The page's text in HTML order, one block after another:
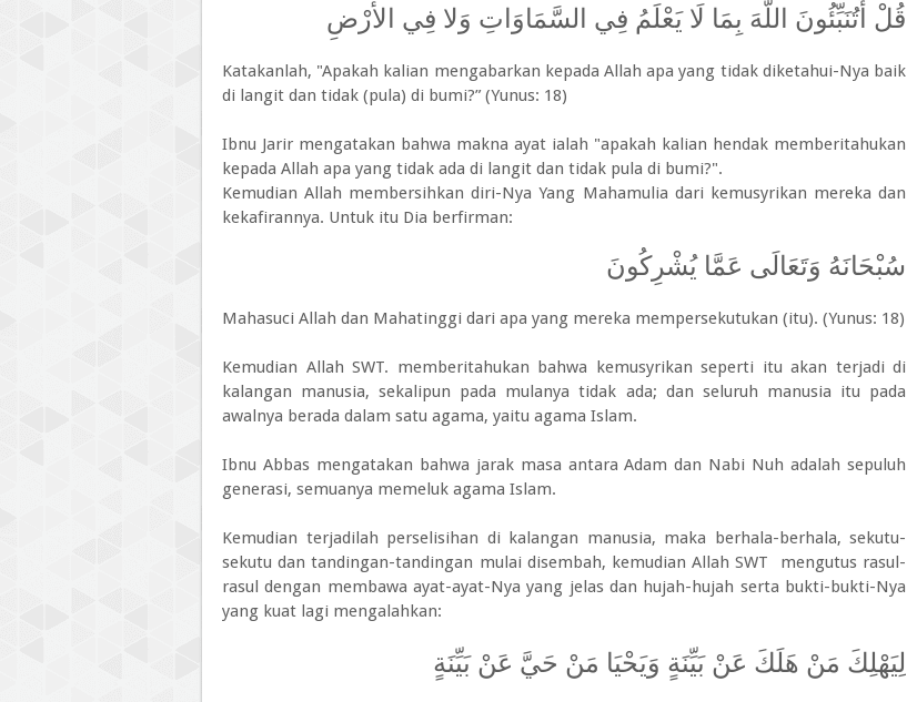
قُلْ أَتُنَبِّئُونَ اللَّهَ بِمَا لَا يَعْلَمُ فِي السَّمَاوَاتِ وَلا فِي الأرْضِ
Katakanlah, "Apakah kalian mengabarkan kepada Allah apa yang tidak diketahui-Nya baik
di langit dan tidak (pula) di bumi?” (Yunus: 18)
Ibnu Jarir mengatakan bahwa makna ayat ialah "apakah kalian hendak memberitahukan
kepada Allah apa yang tidak ada di langit dan tidak pula di bumi?".
Kemudian Allah membersihkan diri-Nya Yang Mahamulia dari kemusyrikan mereka dan
kekafirannya. Untuk itu Dia berfirman:
سُبْحَانَهُ وَتَعَالَى عَمَّا يُشْرِكُونَ
Mahasuci Allah dan Mahatinggi dari apa yang mereka mempersekutukan (itu). (Yunus: 18)
Kemudian Allah SWT. memberitahukan bahwa kemusyrikan seperti itu akan terjadi di
kalangan manusia, sekalipun pada mulanya tidak ada; dan seluruh manusia itu pada
awalnya berada dalam satu agama, yaitu agama Islam.
Ibnu Abbas mengatakan bahwa jarak masa antara Adam dan Nabi Nuh adalah sepuluh
generasi, semuanya memeluk agama Islam.
Kemudian terjadilah perselisihan di kalangan manusia, maka berhala-berhala, sekutu-
sekutu dan tandingan-tandingan mulai disembah, kemudian Allah SWT mengutus rasul-
rasul dengan membawa ayat-ayat-Nya yang jelas dan hujah-hujah serta bukti-bukti-Nya
yang kuat lagi mengalahkan:
لِيَهْلِكَ مَنْ هَلَكَ عَنْ بَيِّنَةٍ وَيَحْيَا مَنْ حَيَّ عَنْ بَيِّنَةٍ